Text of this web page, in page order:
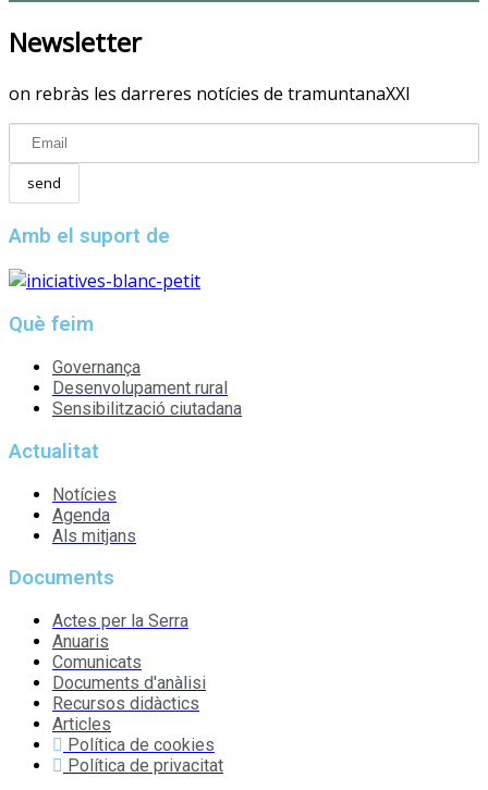
Newsletter
on rebràs les darreres notícies de tramuntanaXXI
Amb el suport de
Què feim
Governança
Desenvolupament rural
Sensibilització ciutadana
Actualitat
Notícies
Agenda
Als mitjans
Documents
Actes per la Serra
Anuaris
Comunicats
Documents d'anàlisi
Recursos didàctics
Articles
Política de cookies
Política de privacitat